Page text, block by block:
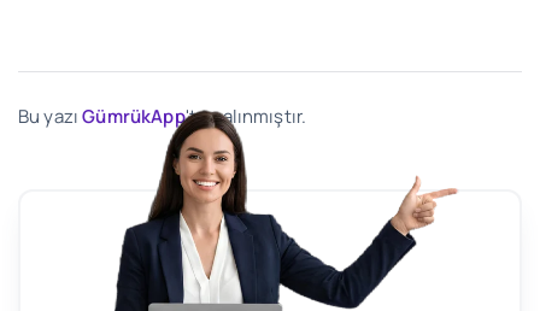
Bu yazıGümrükApp'ten alınmıştır.